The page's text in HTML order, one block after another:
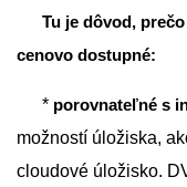
Tu je dôvod,
cenovo dostupné:
* porovnateľné s
možností úložiska,
cloudové úložisko.